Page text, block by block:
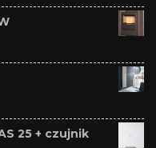
25 + czujnik